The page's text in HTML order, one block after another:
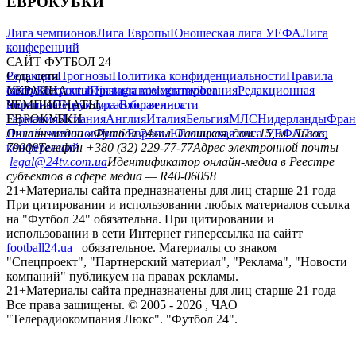
Лига чемпионовЛига ЕвропыЮношеская лига УЕФАЛига
конференций
САЙТ ФУТБОЛ 24
РедакцияПрогнозыПолитика конфиденциальностиПравила
сайтуКонтактыПравила комментированияРедакционная
политикаСтруктура собственности
Соц. сети
facebookxyoutubeinstagramtelegramviber
УКРАИНА
УкраинаПервая лигаВторая лига
ЧЕМПИОНАТЫ
ГерманияИспанияАнглияИталияБельгияМЛСНидерланды
ЕВРОКУБКИ
Лига чемпионовЛига ЕвропыЮношеская лига УЕФАЛига
конференций
Онлайн-медиа «Футбол 24»пл. Галицкая, дом. 15, м. Львов,
79008Телефон +380 (32) 229-77-77Адрес электронной почты
legal@24tv.com.uaИдентификатор онлайн-медиа в Реестре
субъектов в сфере медиа — R40-06058
21+Материалы сайта предназначены для лиц старше 21 года
При цитировании и использовании любых материалов ссылка
на "Футбол 24" обязательна. При цитировании и
использовании в сети Интернет гиперссылка на сайтт
football24.ua
обязательное. Материалы со знаком
"Спецпроект", "Партнерский материал", "Реклама", "Новости
компаний" публикуем на правах рекламы.
21+Материалы сайта предназначены для лиц старше 21 года
Все права защищены. © 2005 - 2026 , ЧАО
"Телерадиокомпания Люкс". "Футбол 24".